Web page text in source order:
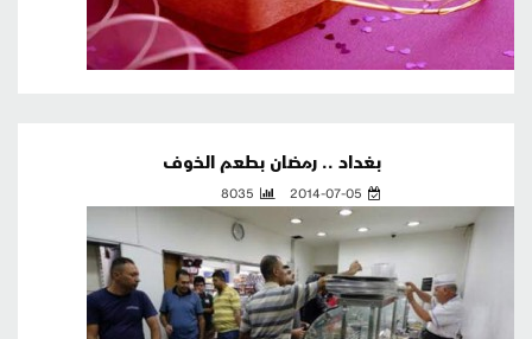
بغداد .. رمضان بطعم الخوف
2014-07-05
8035